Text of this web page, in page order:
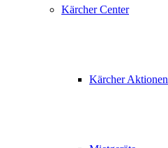
Kärcher Center
Kärcher Aktionen